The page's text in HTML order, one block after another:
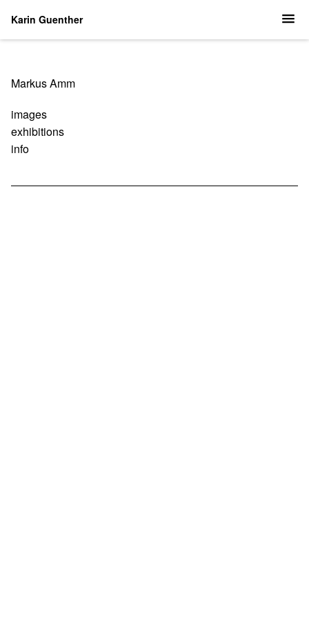
Karin Guenther
Navigation
Markus Amm
images
exhibitions
info